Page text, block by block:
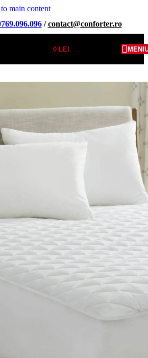
main content
/contact@conforter.ro
0LEI